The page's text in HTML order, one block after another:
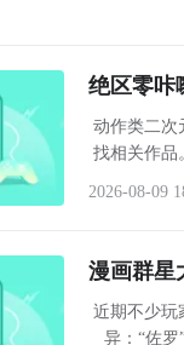
绝区零咔
动作类二次
找相关作品
2026-08-09
漫画群星
近期不少玩
异：“佐